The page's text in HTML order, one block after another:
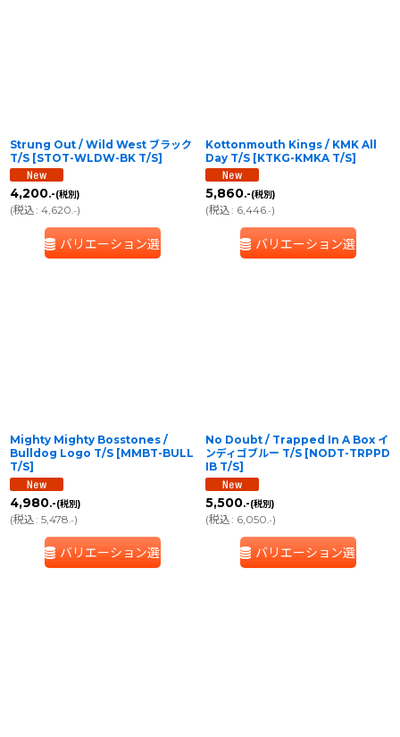
Strung Out / Wild West ブラック
T/S [STOT-WLDW-BK T/S]
4,200.-(税別)
(税込: 4,620.-)
バリエーション選択
Kottonmouth Kings / KMK All
Day T/S [KTKG-KMKA T/S]
5,860.-(税別)
(税込: 6,446.-)
バリエーション選択
Mighty Mighty Bosstones /
Bulldog Logo T/S [MMBT-BULL
T/S]
4,980.-(税別)
(税込: 5,478.-)
バリエーション選択
No Doubt / Trapped In A Box イ
ンディゴブルー T/S [NODT-TRPPD
IB T/S]
5,500.-(税別)
(税込: 6,050.-)
バリエーション選択